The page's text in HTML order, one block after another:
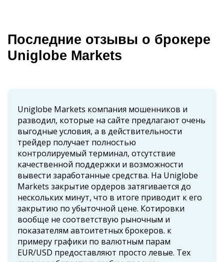
Последние отзывы о брокере
Uniglobe Markets
Uniglobe Markets компания мошенников и
разводил, которые на сайте предлагают очень
выгодные условия, а в действительности
трейдер получает полностью
контролируемый терминал, отсутствие
качественной поддержки и возможности
вывести заработанные средства. На Uniglobe
Markets закрытие ордеров затягивается до
нескольких минут, что в итоге приводит к его
закрытию по убыточной цене. Котировки
вообще не соответствую рыночным и
показателям автоитетных брокеров. к
примеру графики по валютным парам
EUR/USD предоставляют просто левые. Тех